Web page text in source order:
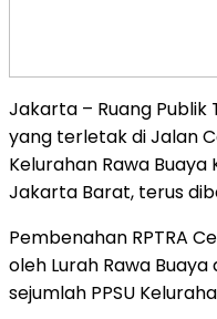
Jakarta – Ruang Publik
yang terletak di Jalan
Kelurahan Rawa
Jakarta Barat, terus
Pembenahan RPTRA
oleh Lurah Rawa
sejumlah PPSU